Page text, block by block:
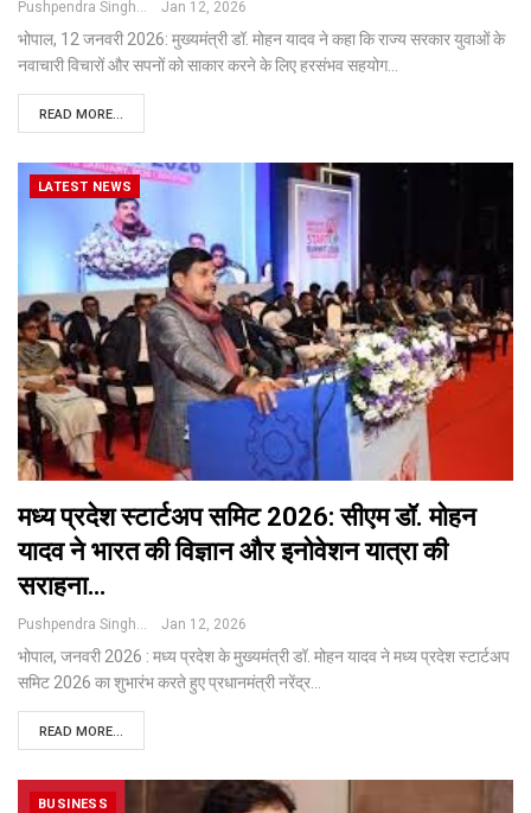
Pushpendra Singh Jan 12, 2026
भोपाल, 12 जनवरी 2026: मुख्यमंत्री डॉ. मोहन यादव ने कहा कि राज्य सरकार युवाओं के
नवाचारी विचारों और सपनों को साकार करने के लिए हरसंभव सहयोग…
READ MORE...
LATEST NEWS
मध्य प्रदेश स्टार्टअप समिट 2026: सीएम डॉ. मोहन
यादव ने भारत की विज्ञान और इनोवेशन यात्रा की
सराहना…
Pushpendra Singh Jan 12, 2026
भोपाल, जनवरी 2026 : मध्य प्रदेश के मुख्यमंत्री डॉ. मोहन यादव ने मध्य प्रदेश स्टार्टअप
समिट 2026 का शुभारंभ करते हुए प्रधानमंत्री नरेंद्र
READ MORE...
BUSINESS